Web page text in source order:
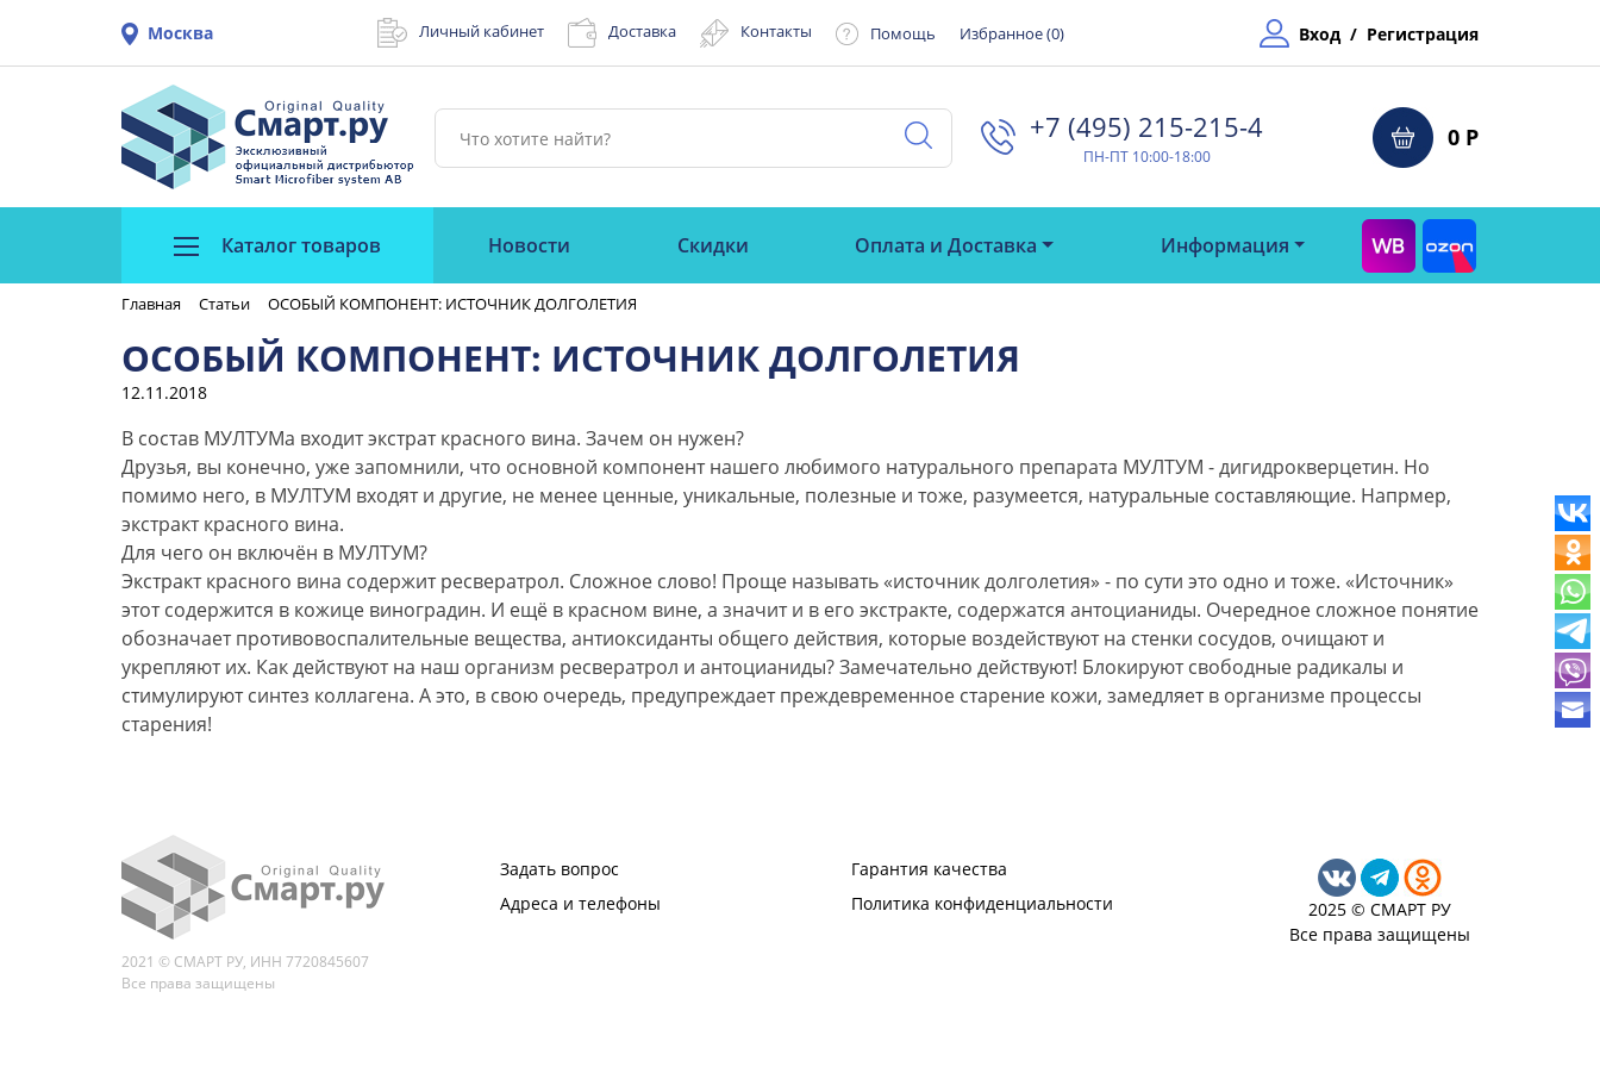
Москва Личный кабинет Доставка Контакты Помощь Избранное (0) Вход / Регистрация
+7 (495) 215-215-4⁠
ПН-ПТ 10:00-18:00
0 Р
Каталог товаров Новости Скидки Оплата и Доставка Информация
Главная Статьи ОСОБЫЙ КОМПОНЕНТ: ИСТОЧНИК ДОЛГОЛЕТИЯ
ОСОБЫЙ КОМПОНЕНТ: ИСТОЧНИК ДОЛГОЛЕТИЯ
12.11.2018
В состав МУЛТУМа входит экстрат красного вина. Зачем он нужен?
Друзья, вы конечно, уже запомнили, что основной компонент нашего любимого натурального препарата МУЛТУМ - дигидрокверцетин. Но
помимо него, в МУЛТУМ входят и другие, не менее ценные, уникальные, полезные и тоже, разумеется, натуральные составляющие. Напрмер,
экстракт красного вина.
Для чего он включён в МУЛТУМ?
Экстракт красного вина содержит ресвератрол. Сложное слово! Проще называть «источник долголетия» - по сути это одно и тоже. «Источник»
этот содержится в кожице виноградин. И ещё в красном вине, а значит и в его экстракте, содержатся антоцианиды. Очередное сложное понятие
обозначает противовоспалительные вещества, антиоксиданты общего действия, которые воздействуют на стенки сосудов, очищают и
укрепляют их. Как действуют на наш организм ресвератрол и антоцианиды? Замечательно действуют! Блокируют свободные радикалы и
стимулируют синтез коллагена. А это, в свою очередь, предупреждает преждевременное старение кожи, замедляет в организме процессы
старения!
2021 © СМАРТ РУ, ИНН 7720845607
Все права защищены
Задать вопрос
Адреса и телефоны
Гарантия качества
Политика конфиденциальности
2025 © СМАРТ РУ
Все права защищены